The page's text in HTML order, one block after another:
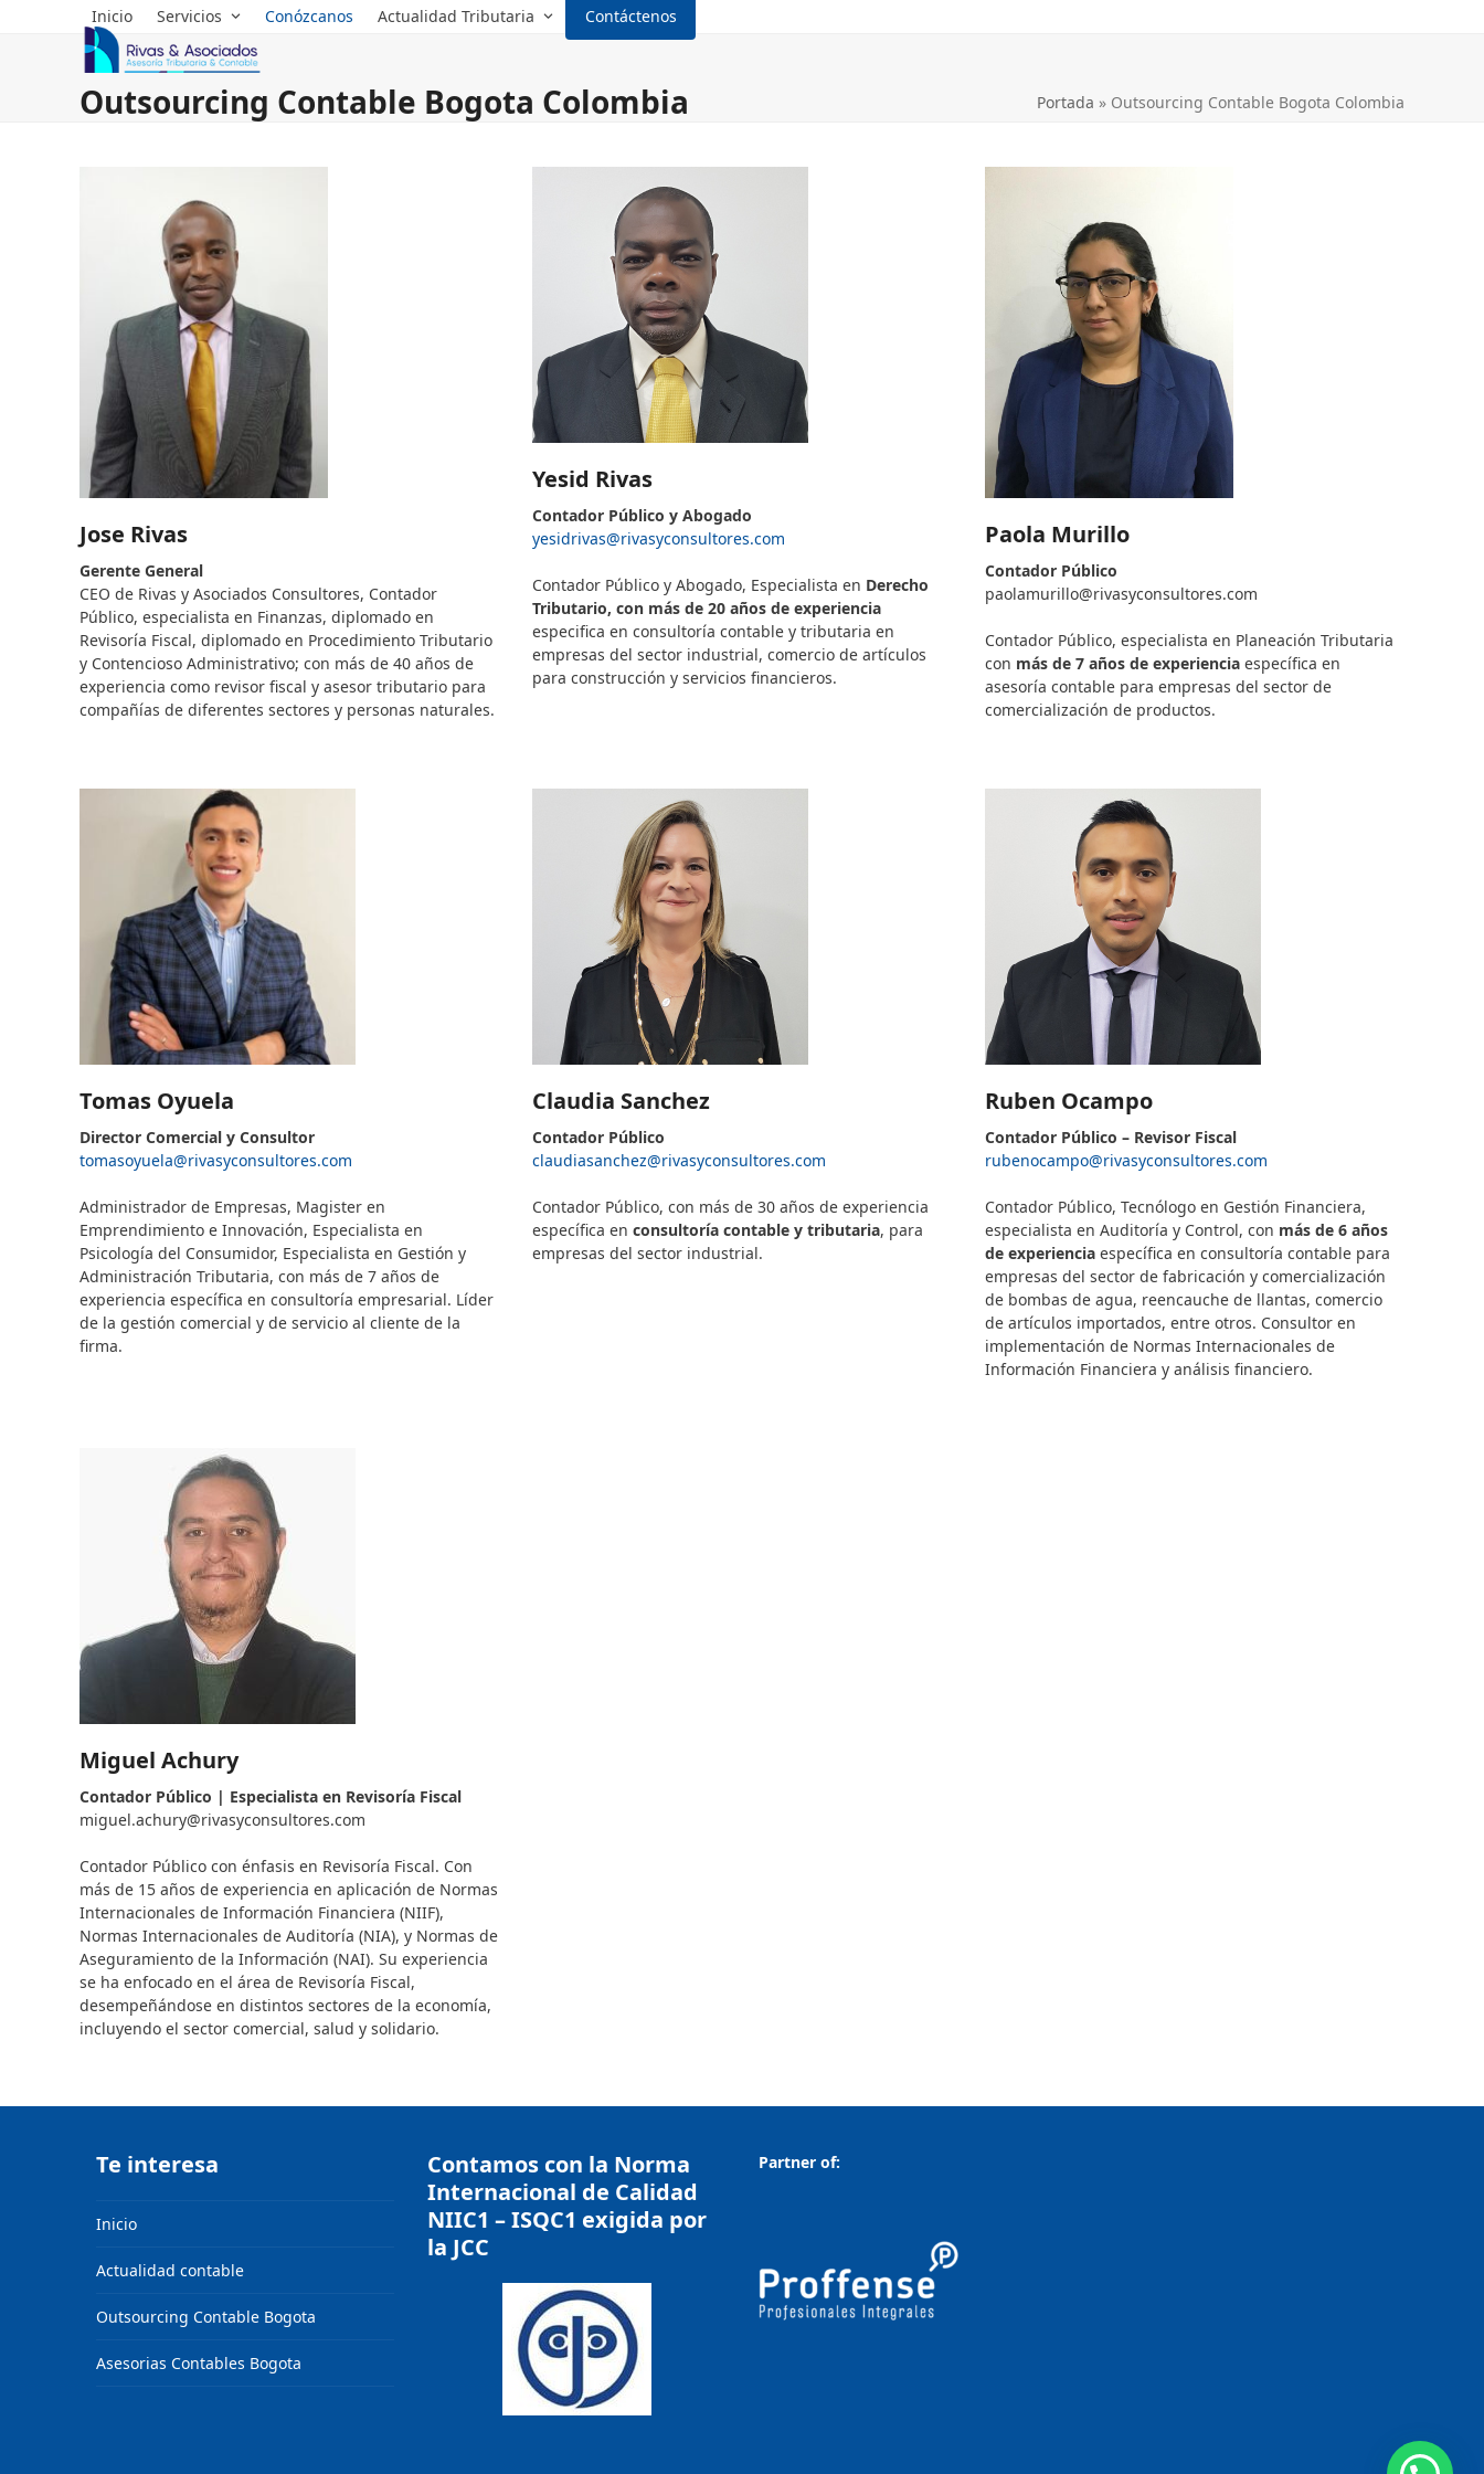
Inicio Servicios Conózcanos Actualidad Tributaria Contáctenos
Outsourcing Contable Bogota Colombia Portada » Outsourcing Contable Bogota Colombia
Jose Rivas
Gerente General
CEO de Rivas y Asociados Consultores, Contador
Público, especialista en Finanzas, diplomado en
Revisoría Fiscal, diplomado en Procedimiento Tributario
y Contencioso Administrativo; con más de 40 años de
experiencia como revisor fiscal y asesor tributario para
compañías de diferentes sectores y personas naturales.
Yesid Rivas
Contador Público y Abogado
yesidrivas@rivasyconsultores.com
Contador Público y Abogado, Especialista en Derecho
Tributario, con más de 20 años de experiencia
especifica en consultoría contable y tributaria en
empresas del sector industrial, comercio de artículos
para construcción y servicios financieros.
Paola Murillo
Contador Público
paolamurillo@rivasyconsultores.com
Contador Público, especialista en Planeación Tributaria
con más de 7 años de experiencia específica en
asesoría contable para empresas del sector de
comercialización de productos.
Tomas Oyuela
Director Comercial y Consultor
tomasoyuela@rivasyconsultores.com
Administrador de Empresas, Magister en
Emprendimiento e Innovación, Especialista en
Psicología del Consumidor, Especialista en Gestión y
Administración Tributaria, con más de 7 años de
experiencia específica en consultoría empresarial. Líder
de la gestión comercial y de servicio al cliente de la
firma.
Claudia Sanchez
Contador Público
claudiasanchez@rivasyconsultores.com
Contador Público, con más de 30 años de experiencia
específica en consultoría contable y tributaria, para
empresas del sector industrial.
Ruben Ocampo
Contador Público – Revisor Fiscal
rubenocampo@rivasyconsultores.com
Contador Público, Tecnólogo en Gestión Financiera,
especialista en Auditoría y Control, con más de 6 años
de experiencia específica en consultoría contable para
empresas del sector de fabricación y comercialización
de bombas de agua, reencauche de llantas, comercio
de artículos importados, entre otros. Consultor en
implementación de Normas Internacionales de
Información Financiera y análisis financiero.
Miguel Achury
Contador Público | Especialista en Revisoría Fiscal
miguel.achury@rivasyconsultores.com
Contador Público con énfasis en Revisoría Fiscal. Con
más de 15 años de experiencia en aplicación de Normas
Internacionales de Información Financiera (NIIF),
Normas Internacionales de Auditoría (NIA), y Normas de
Aseguramiento de la Información (NAI). Su experiencia
se ha enfocado en el área de Revisoría Fiscal,
desempeñándose en distintos sectores de la economía,
incluyendo el sector comercial, salud y solidario.
Te interesa
Inicio
Actualidad contable
Outsourcing Contable Bogota
Asesorias Contables Bogota
Contamos con la Norma
Internacional de Calidad
NIIC1 – ISQC1 exigida por
la JCC
Partner of: